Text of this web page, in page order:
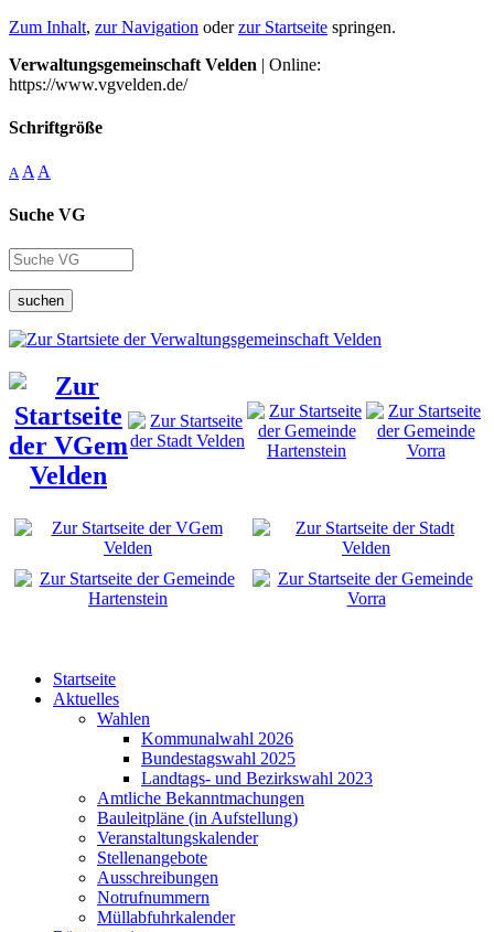
Zum Inhalt, zur Navigation oderzur Startseite springen.
Verwaltungsgemeinschaft Velden | Online:
https://www.vgvelden.de/
Schriftgröße
A A A
Suche VG
suchen
Startseite
Aktuelles
Wahlen
Kommunalwahl 2026
Bundestagswahl 2025
Landtags- und Bezirkswahl 2023
Amtliche Bekanntmachungen
Bauleitpläne (in Aufstellung)
Veranstaltungskalender
Stellenangebote
Ausschreibungen
Notrufnummern
Müllabfuhrkalender